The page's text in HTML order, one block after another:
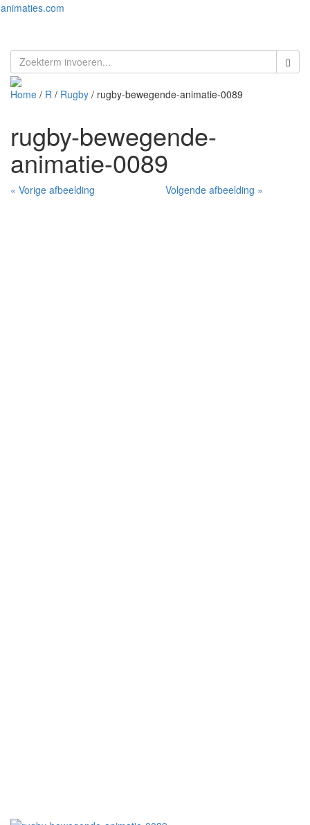
animaties.com
Home / R / Rugby / rugby-bewegende-animatie-0089
rugby-bewegende-
animatie-0089
« Vorige afbeelding Volgende afbeelding »